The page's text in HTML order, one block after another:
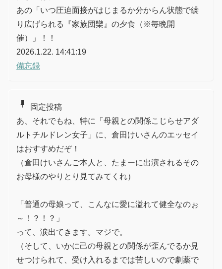
あの「いつ圧迫面接がはじまるか分からん状態で繰
り広げられる『家族団欒』の夕食（※毎晩開
催）」！！
2026.1.22. 14:41:19
備忘録
push_pin
固定投稿
あ、それでもね、特に「母親との関係こじらせアダ
ルトチルドレン女子」に、倉田けいさんのエッセイ
はおすすめだぞ！
（倉田けいさんご本人と、たまーに出演されるその
お母様のやりとり見てみてくれ）
「普通の母娘って、こんなに愛に溢れて健全なのぉ
～！？！？」
って、涙出てきます。マジで。
（そして、いかに己の母親との関係が歪んでるか見
せつけられて、受け入れるまでは苦しいので劇薬で